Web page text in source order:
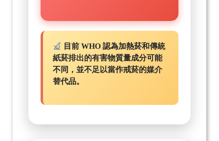
目前 WHO 認為加熱菸和傳統
紙菸排出的有害物質量成分可能
不同，並不足以當作戒菸的媒介
替代品。